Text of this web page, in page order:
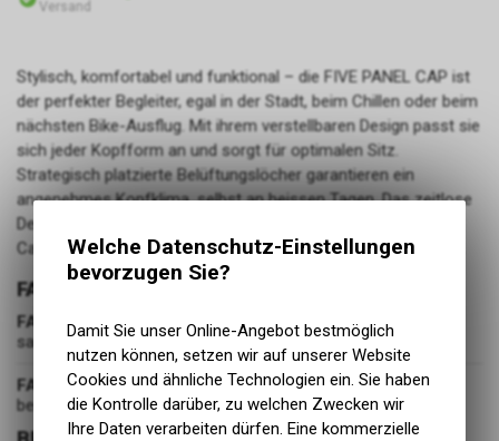
Versand
Stylisch, komfortabel und funktional – die FIVE PANEL CAP ist
der perfekter Begleiter, egal in der Stadt, beim Chillen oder beim
nächsten Bike-Ausflug. Mit ihrem verstellbaren Design passt sie
sich jeder Kopfform an und sorgt für optimalen Sitz.
Strategisch platzierte Belüftungslöcher garantieren ein
angenehmes Kopfklima, selbst an heissen Tagen. Das zeitlose
Design wird durch das coole 3D-Logo ergänzt und macht die
Cap zu einem echten Hingucker – egal, wo du unterwegs bist.
FARBE
FARBE
sand/stone
FARBGRUPPE
beige
Welche Datenschutz-Einstellungen
bevorzugen Sie?
Damit Sie unser Online-Angebot bestmöglich
nutzen können, setzen wir auf unserer Website
Cookies und ähnliche Technologien ein. Sie haben
die Kontrolle darüber, zu welchen Zwecken wir
Ihre Daten verarbeiten dürfen. Eine kommerzielle